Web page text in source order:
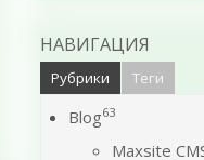
НАВИГАЦИЯ
Рубрики Теги
Blog63
Maxsite